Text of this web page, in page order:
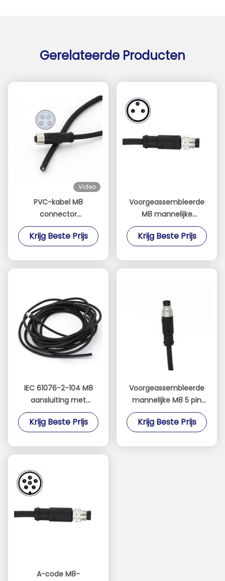
Gerelateerde Producten
Video
PVC-kabel M8
connector
voorgeassembleerd
recht vrouwelijk 4 pin
Krijg Beste Prijs
Voorgeassembleerde
M8 mannelijke
connector 3 pin met
kabel rechtstreeks A-
Krijg Beste Prijs
IEC 61076-2-104 M8
aansluiting met
gegoten kabel rechte
man 4 pin A code PVC
Krijg Beste Prijs
Voorgeassembleerde
mannelijke M8 5 pin
connectoren IEC
61076-2-104 rechte B-
Krijg Beste Prijs
A-code M8-